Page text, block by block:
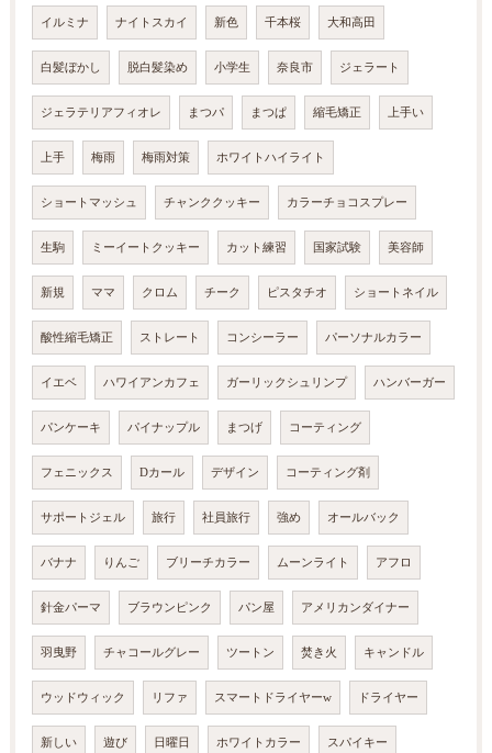
イルミナ ナイトスカイ 新色 千本桜 大和高田
白髪ぼかし 脱白髪染め 小学生 奈良市 ジェラート
ジェラテリアフィオレ まつパ まつぱ 縮毛矯正 上手い
上手 梅雨 梅雨対策 ホワイトハイライト
ショートマッシュ チャンククッキー カラーチョコスプレー
生駒 ミーイートクッキー カット練習 国家試験 美容師
新規 ママ クロム チーク ピスタチオ ショートネイル
酸性縮毛矯正 ストレート コンシーラー パーソナルカラー
イエベ ハワイアンカフェ ガーリックシュリンプ ハンバーガー
パンケーキ パイナップル まつげ コーティング
フェニックス Dカール デザイン コーティング剤
サポートジェル 旅行 社員旅行 強め オールバック
バナナ りんご ブリーチカラー ムーンライト アフロ
針金パーマ ブラウンピンク パン屋 アメリカンダイナー
羽曳野 チャコールグレー ツートン 焚き火 キャンドル
ウッドウィック リファ スマートドライヤーw ドライヤー
新しい 遊び 日曜日 ホワイトカラー スパイキー